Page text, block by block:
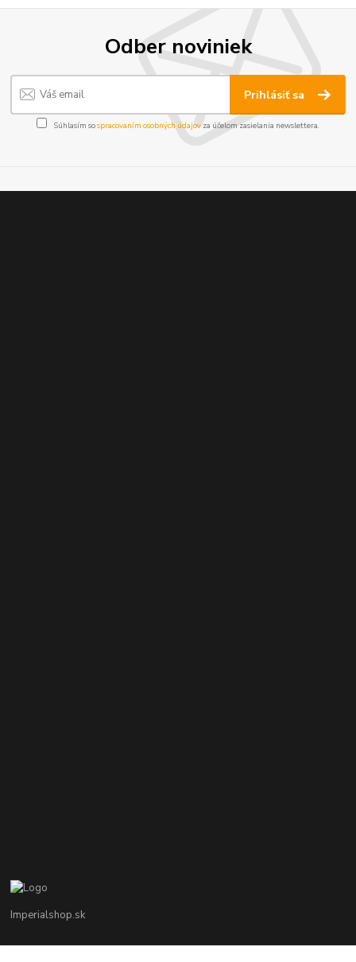
Odber noviniek
Prihlásiť sa
Súhlasím sospracovaním osobných údajov za účelom zasielania newslettera.
Imperialshop.sk